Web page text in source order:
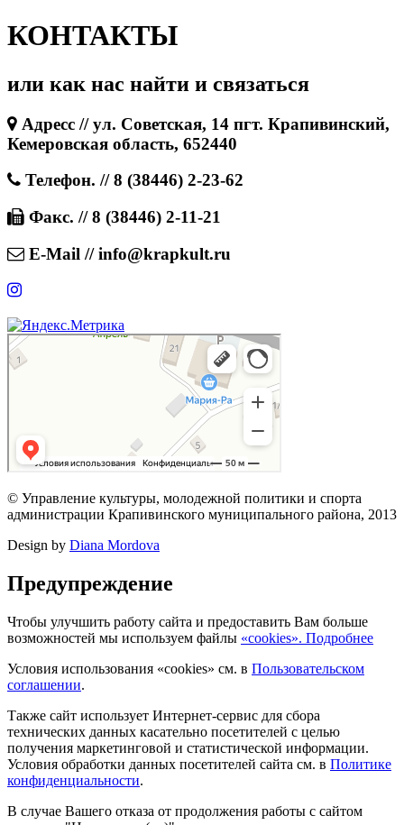
КОНТАКТЫ
или как нас найти и связаться
Адресс // ул. Советская, 14 пгт. Крапивинский,
Кемеровская область, 652440
Телефон. // 8 (38446) 2-23-62
Факс. // 8 (38446) 2-11-21
E-Mail // info@krapkult.ru
© Управление культуры, молодежной политики и спорта
администрации Крапивинского муниципального района, 2013
Design by Diana Mordova
Предупреждение
Чтобы улучшить работу сайта и предоставить Вам больше
возможностей мы используем файлы «cookies». Подробнее
Условия использования «cookies» см. в Пользовательском
соглашении.
Также сайт использует Интернет-сервис для сбора
технических данных касательно посетителей с целью
получения маркетинговой и статистической информации.
Условия обработки данных посетителей сайта см. в Политике
конфиденциальности.
В случае Вашего отказа от продолжения работы с сайтом